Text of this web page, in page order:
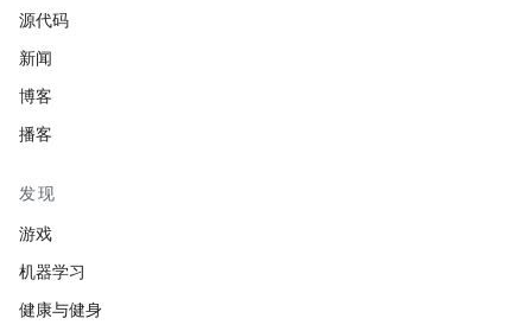
源代码
新闻
博客
播客
发现
游戏
机器学习
健康与健身